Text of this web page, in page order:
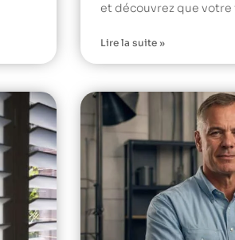
et découvrez que
Lire la suite »